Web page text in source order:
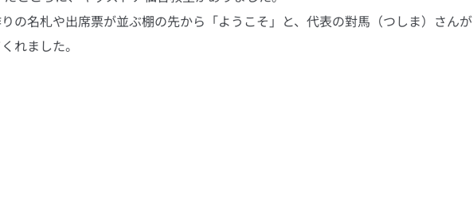
の名札や出席票が並ぶ棚の先から「ようこそ」と、代表の對馬（つしま）さんが
れました。